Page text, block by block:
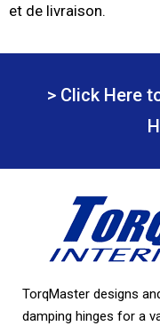
et de livraison.
> Click Here
TorqMaster designs
damping hinges for a